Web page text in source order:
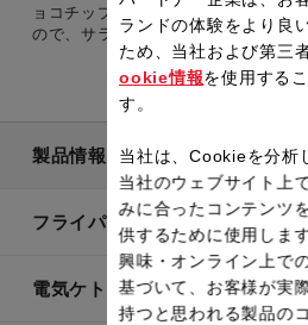
ョコチップがついたりしたら、もう
ので、サラダやチーズと一緒でも、
でも大丈夫。朝食やティータイムに
製品情報
フライパン・鍋
電気ケトル
ランドの体験をより良
ため、当社および第三
ookie情報を使用する
す。
当社は、Cookieを分析
当社のウェブサイト上
みに合ったコンテンツ
供するために使用しま
興味・オンライン上で
基づいて、お客様が実
持つと思われる製品の